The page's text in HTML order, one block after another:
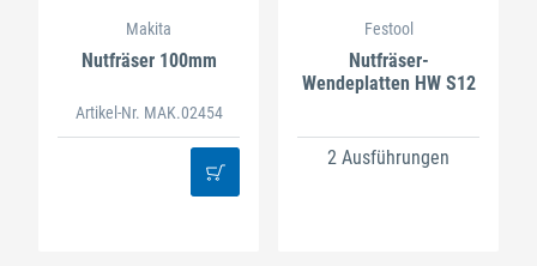
Makita
Nutfräser 100mm
Artikel-Nr. MAK.02454
Festool
Nutfräser-
Wendeplatten HW S12
2 Ausführungen